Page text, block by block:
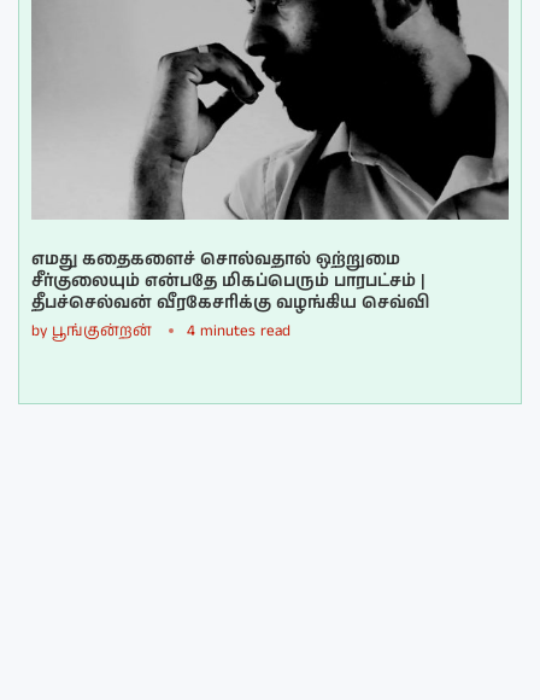
எமது கதைகளைச் சொல்வதால் ஒற்றுமை
சீர்குலையும் என்பதே மிகப்பெரும் பாரபட்சம் |
தீபச்செல்வன் வீரகேசரிக்கு வழங்கிய செவ்வி
by பூங்குன்றன் 4 minutes read